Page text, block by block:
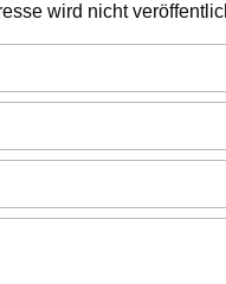
wird nicht